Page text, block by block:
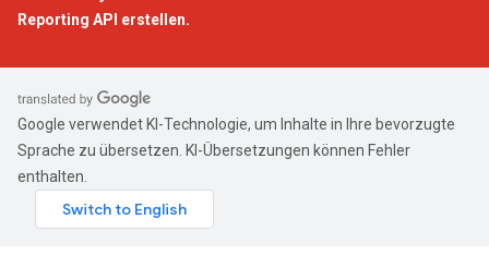
Reporting API erstellen.
Google verwendet KI-Technologie, um Inhalte in Ihre bevorzugte
Sprache zu übersetzen. KI-Übersetzungen können Fehler
enthalten.